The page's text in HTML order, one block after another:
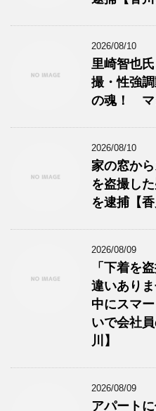
2026/08/10
里崎智也
撮・性強
の魂！ マ
2026/08/10
家の窓か
を盗撮し
を逮捕【香
2026/08/09
「下着を
違いあり
中にスマ
いで会社
川】
2026/08/09
アパート